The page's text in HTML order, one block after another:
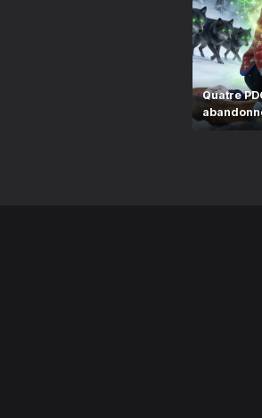
Quatre
destin